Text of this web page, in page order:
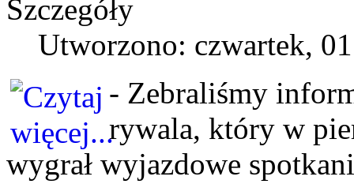
Szczegóły
Utworzono: czwartek,
- Zebraliśmy
rywala, który w
wygrał wyjazdowe